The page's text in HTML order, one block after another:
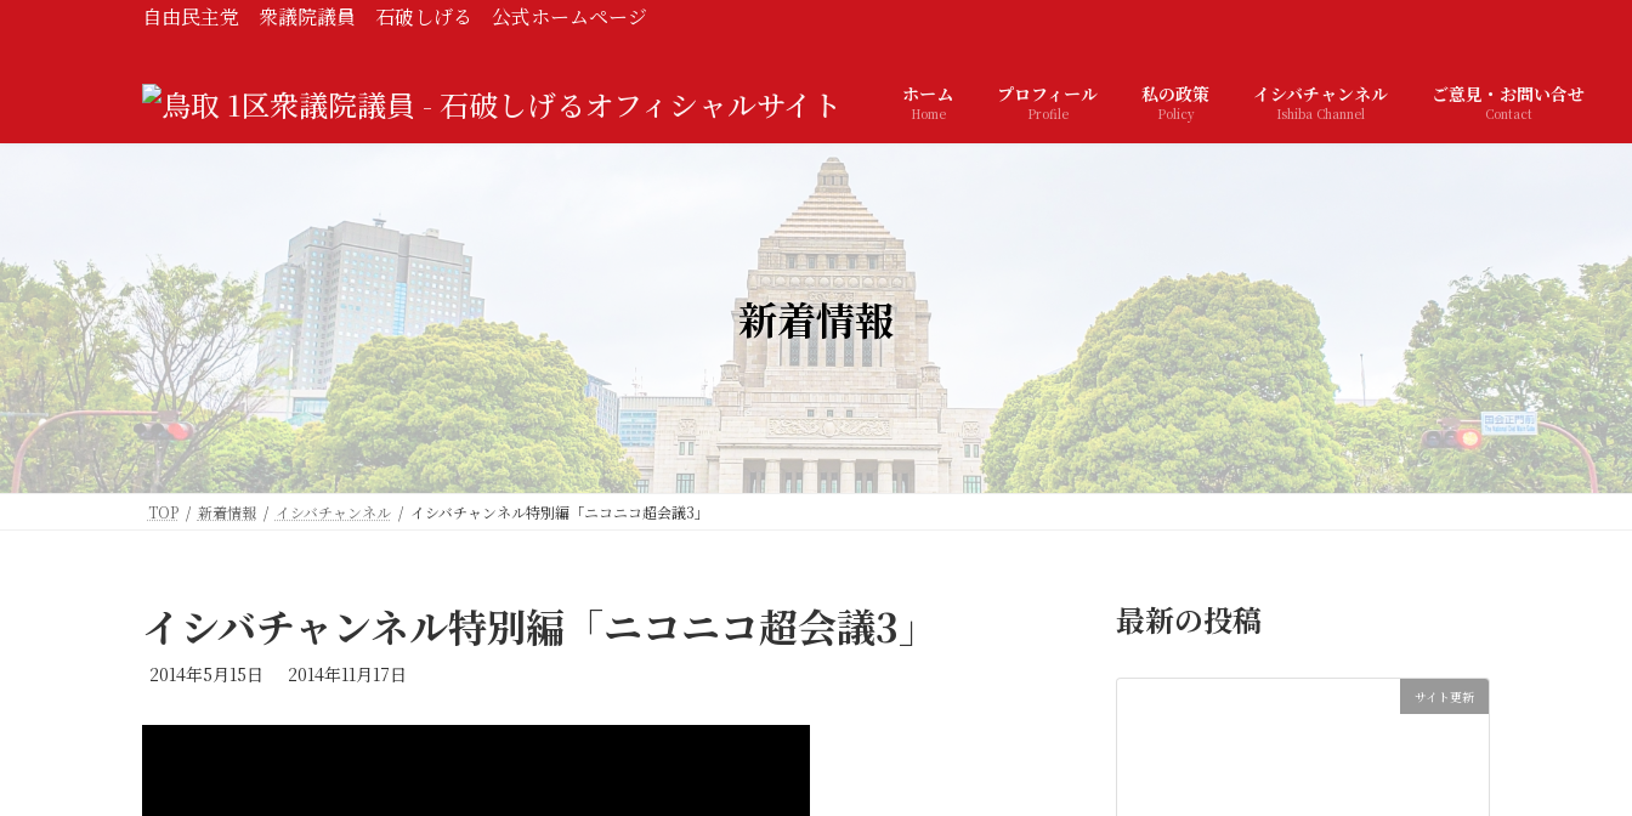
へ
プ
ョ
動
自由民主党 衆議院議員 石破しげる 公式ホームページ
ホーム
Home
プロフィール
Profile
私の政策
Policy
イシバチャンネル
Ishiba Channel
ご意見・お問い合せ
Contact
新着情報
TOP 新着情報 イシバチャンネル イシバチャンネル特別編「ニコニコ超会議3」
イシバチャンネル特別編「ニコニコ超会議3」
2014年5月15日
最
更
2014年11月17日
最新の投稿
サイト更新